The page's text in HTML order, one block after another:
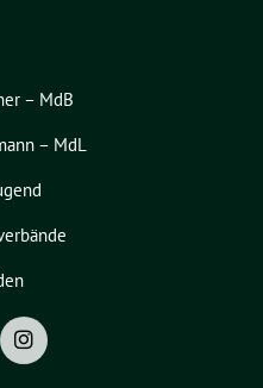
– MdB
– MdL